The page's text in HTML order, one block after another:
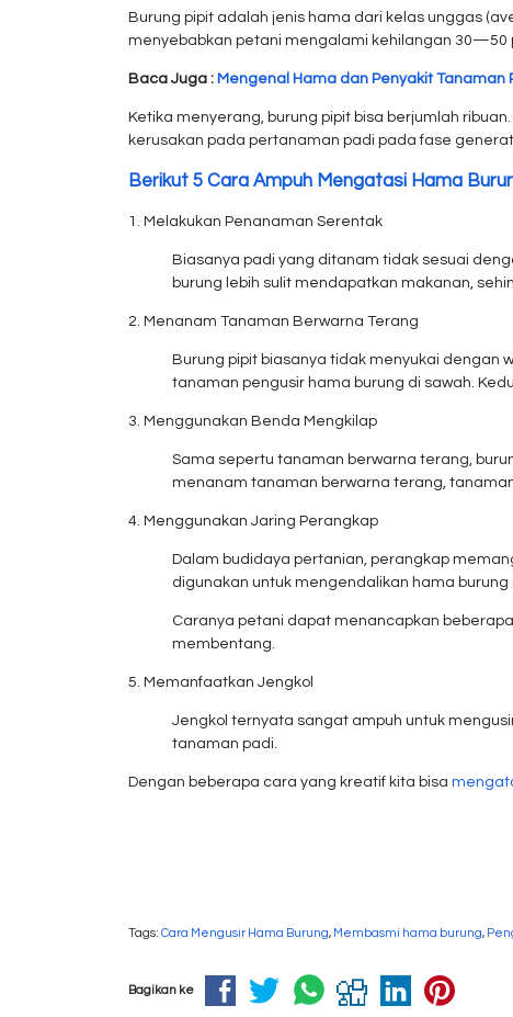
Burung pipit adalah jenis hama dari kelas unggas
menyebabkan petani mengalami kehilangan 30—50
Baca Juga : Mengenal Hama dan Penyakit Tanaman
Ketika menyerang, burung pipit bisa berjumlah
kerusakan pada pertanaman padi pada fase
Berikut 5 Cara Ampuh Mengatasi Hama
1. Melakukan Penanaman Serentak
Biasanya padi yang ditanam tidak sesuai
burung lebih sulit mendapatkan makanan,
2. Menanam Tanaman Berwarna Terang
Burung pipit biasanya tidak menyukai
tanaman pengusir hama burung di sawah.
3. Menggunakan Benda Mengkilap
Sama sepertu tanaman berwarna terang,
menanam tanaman berwarna terang,
4. Menggunakan Jaring Perangkap
Dalam budidaya pertanian, perangkap
digunakan untuk mengendalikan hama
Caranya petani dapat menancapkan
membentang.
5. Memanfaatkan Jengkol
Jengkol ternyata sangat ampuh untuk
tanaman padi.
Dengan beberapa cara yang kreatif kita bisa
Tags: Cara Mengusir Hama Burung, Membasmi hama burung,
Bagikan ke